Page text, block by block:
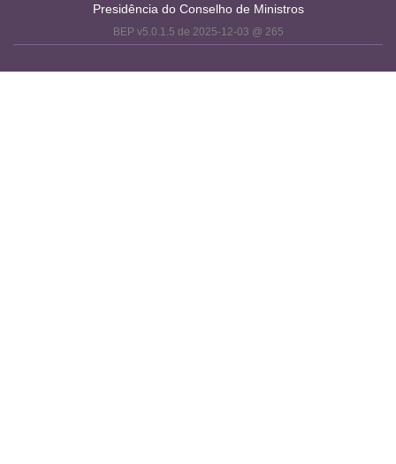
Presidência do Conselho de Ministros
BEP v5.0.1.5 de 2025-12-03 @ 265